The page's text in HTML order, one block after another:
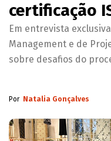
certificação
Em entrevista
Management e de
sobre desafios do
Por Natalia Gonçalves